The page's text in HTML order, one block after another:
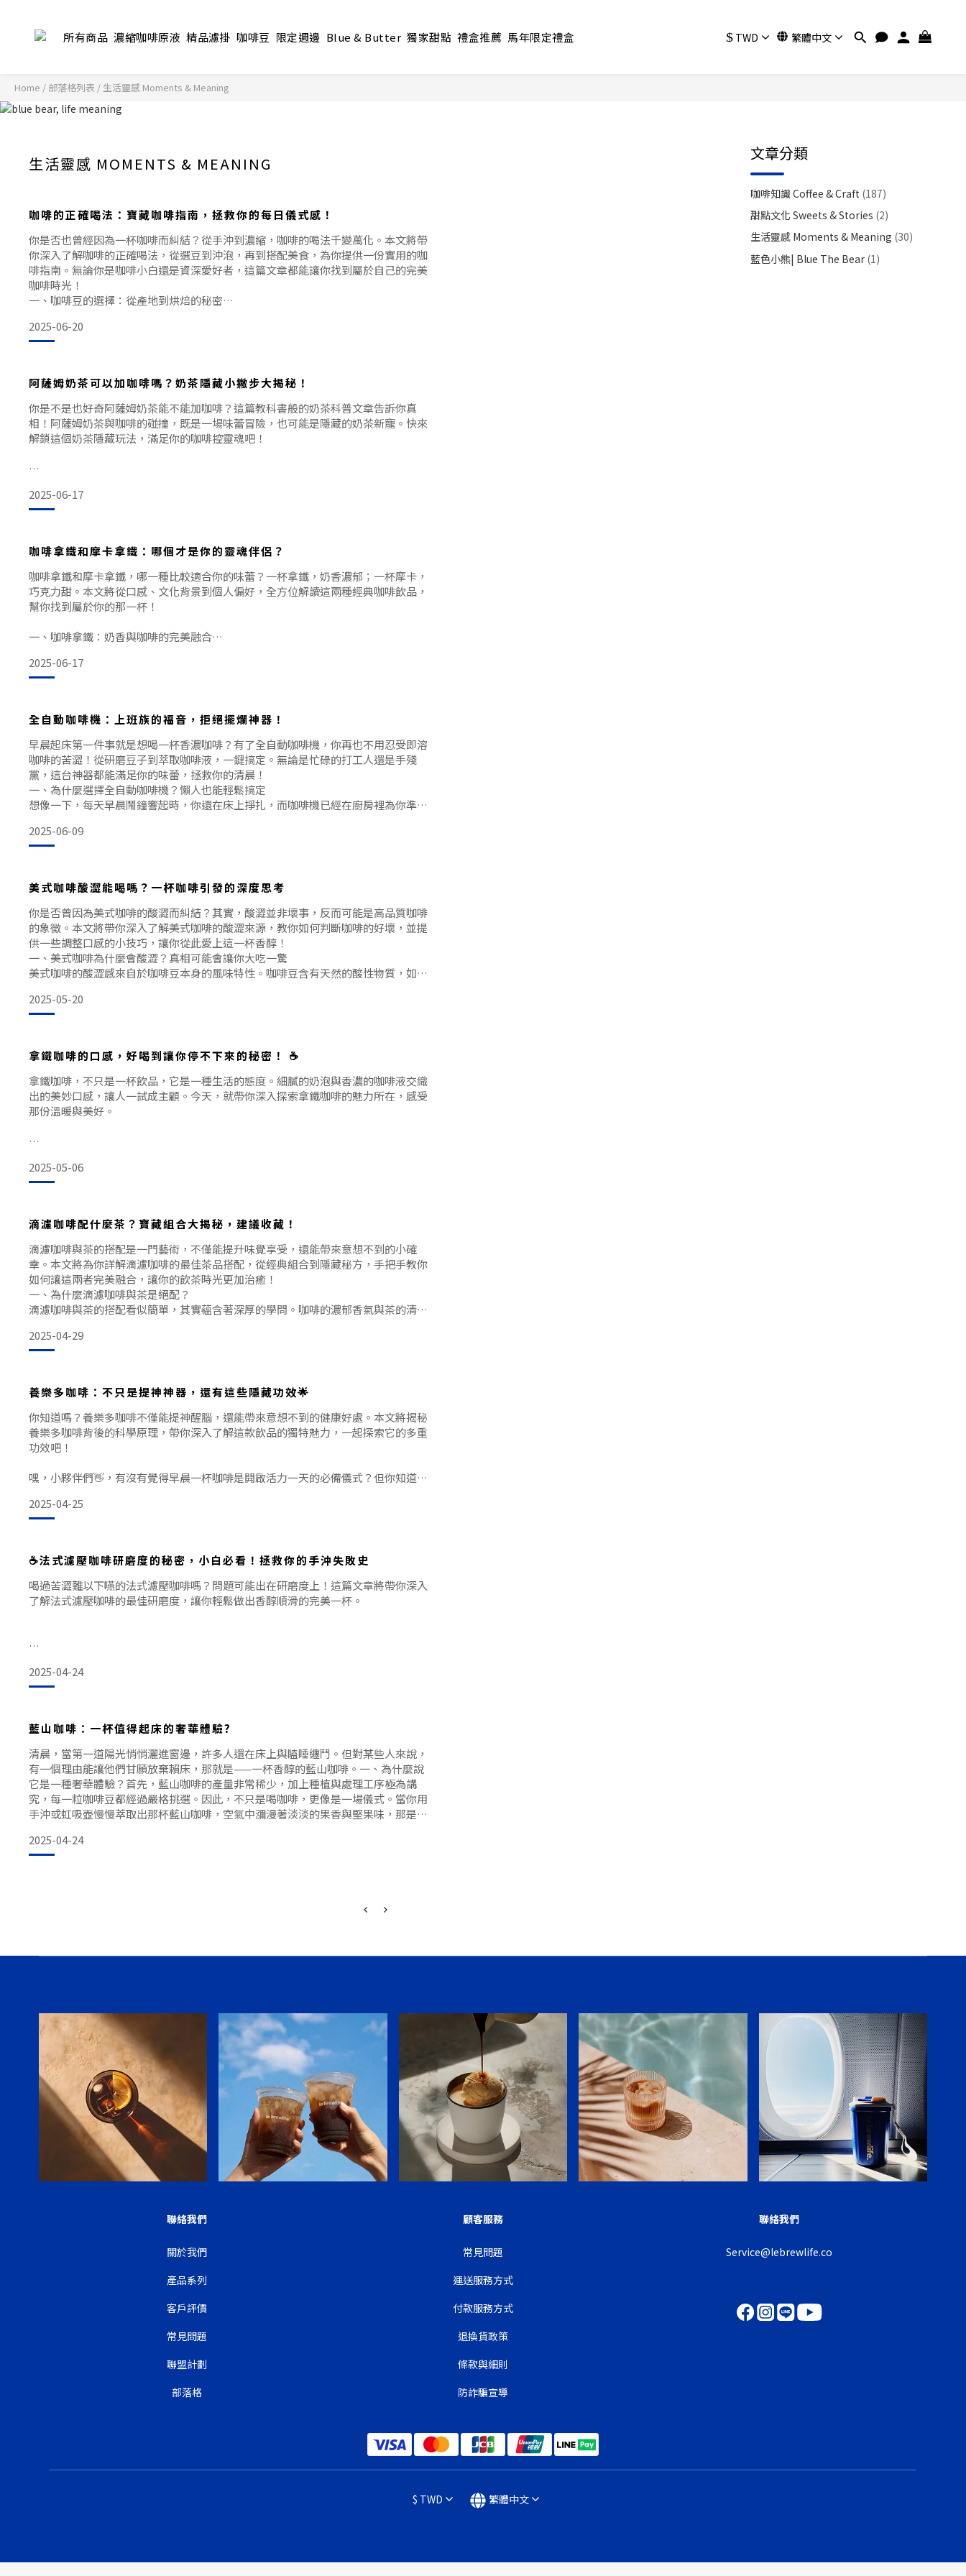
$ TWD 繁體中文
所有商品 濃縮咖啡原液 精品濾掛 咖啡豆 限定週邊 Blue & Butter 獨家甜點 禮盒推薦 馬年限定禮盒
Home / 部落格列表 / 生活靈感 Moments & Meaning
生活靈感 MOMENTS & MEANING
咖啡的正確喝法：寶藏咖啡指南，拯救你的每日儀式感！
你是否也曾經因為一杯咖啡而糾結？從手沖到濃縮，咖啡的喝法千變萬化。本文將帶
你深入了解咖啡的正確喝法，從選豆到沖泡，再到搭配美食，為你提供一份實用的咖
啡指南。無論你是咖啡小白還是資深愛好者，這篇文章都能讓你找到屬於自己的完美
咖啡時光！
一、咖啡豆的選擇：從產地到烘焙的秘密
比卡（Arabica）和羅布斯塔（Robusta）兩大類。阿拉比卡豆口感柔和，酸度較高，
適合喜歡清淡風味的人；而羅布斯塔豆則味道濃烈，苦味較重，適合喜歡強
2025-06-20
阿薩姆奶茶可以加咖啡嗎？奶茶隱藏小撇步大揭秘！
你是不是也好奇阿薩姆奶茶能不能加咖啡？這篇教科書般的奶茶科普文章告訴你真
相！阿薩姆奶茶與咖啡的碰撞，既是一場味蕾冒險，也可能是隱藏的奶茶新寵。快來
解鎖這個奶茶隱藏玩法，滿足你的咖啡控靈魂吧！
的結合可能比你想像得更加奇妙。從理論上來說，阿薩姆奶茶完全可以加咖啡，因為
它們的風味層次並不會互相衝突，反而可能形成一種令人驚豔的複合口感。
不過，這裡有個小提醒：如果
2025-06-17
咖啡拿鐵和摩卡拿鐵：哪個才是你的靈魂伴侶？
咖啡拿鐵和摩卡拿鐵，哪一種比較適合你的味蕾？一杯拿鐵，奶香濃郁；一杯摩卡，
巧克力甜。本文將從口感、文化背景到個人偏好，全方位解讀這兩種經典咖啡飲品，
幫你找到屬於你的那一杯！
一、咖啡拿鐵：奶香與咖啡的完美融合
提到咖啡拿鐵，很多人第一反應就是「順滑」。沒錯，拿鐵的靈魂就在於它的比例
──濃縮咖啡與牛奶的完美搭配。通常情況下，一杯拿鐵由1/3的濃縮咖啡和2/3的熱
拿鐵的口感介於純淨的黑咖啡與甜膩的摩卡之間，既有咖啡的醇厚，又不會過於苦
澀。對於喜歡清淡口味的
2025-06-17
全自動咖啡機：上班族的福音，拒絕擺爛神器！
早晨起床第一件事就是想喝一杯香濃咖啡？有了全自動咖啡機，你再也不用忍受即溶
咖啡的苦澀！從研磨豆子到萃取咖啡液，一鍵搞定。無論是忙碌的打工人還是手殘
黨，這台神器都能滿足你的味蕾，拯救你的清晨！
一、為什麼選擇全自動咖啡機？懶人也能輕鬆搞定
想像一下，每天早晨鬧鐘響起時，你還在床上掙扎，而咖啡機已經在廚房裡為你準備
杯專業等級的咖啡。無論是濃縮咖啡、美式咖啡或卡布奇諾，只要按下按鈕，一切盡
在掌控之中。
2025-06-09
美式咖啡酸澀能喝嗎？一杯咖啡引發的深度思考
你是否曾因為美式咖啡的酸澀而糾結？其實，酸澀並非壞事，反而可能是高品質咖啡
的象徵。本文將帶你深入了解美式咖啡的酸澀來源，教你如何判斷咖啡的好壞，並提
供一些調整口感的小技巧，讓你從此愛上這一杯香醇！
一、美式咖啡為什麼會酸澀？真相可能會讓你大吃一驚
美式咖啡的酸澀感來自於咖啡豆本身的風味特性。咖啡豆含有天然的酸性物質，如檸
拒，認為這是劣質咖啡的表現。其實，這種想法大錯特錯！
高品質的咖啡豆往往帶有明亮的酸味，這種酸感能夠活化
2025-05-20
拿鐵咖啡的口感，好喝到讓你停不下來的秘密！ ☕️
拿鐵咖啡，不只是一杯飲品，它是一種生活的態度。細膩的奶泡與香濃的咖啡液交織
出的美妙口感，讓人一試成主顧。今天，就帶你深入探索拿鐵咖啡的魅力所在，感受
那份溫暖與美好。
端起一杯拿鐵，就像是開啟了一段溫馨的小旅程。那麼，拿鐵咖啡的口感究竟有何魔
力，能讓這麼多人為之傾倒呢？讓我們一起來揭秘吧！
首先，我們要了解拿鐵咖啡的基本組成。拿鐵咖啡是由濃縮咖啡和蒸氣加
2025-05-06
滴濾咖啡配什麼茶？寶藏組合大揭秘，建議收藏！
滴濾咖啡與茶的搭配是一門藝術，不僅能提升味覺享受，還能帶來意想不到的小確
幸。本文將為你詳解滴濾咖啡的最佳茶品搭配，從經典組合到隱藏秘方，手把手教你
如何讓這兩者完美融合，讓你的飲茶時光更加治癒！
一、為什麼滴濾咖啡與茶是絕配？
滴濾咖啡與茶的搭配看似簡單，其實蘊含著深厚的學問。咖啡的濃郁香氣與茶的清新
醒，還是午後的小憩時光，這種組合都能讓你感受到「靈魂伴侶」的默契。
更棒的是，這種搭配不僅滿足了味蕾的需求，也能讓你在繁忙生活
2025-04-29
養樂多咖啡：不只是提神神器，還有這些隱藏功效🌟
你知道嗎？養樂多咖啡不僅能提神醒腦，還能帶來意想不到的健康好處。本文將揭秘
養樂多咖啡背後的科學原理，帶你深入了解這款飲品的獨特魅力，一起探索它的多重
功效吧！
嘿，小夥伴們👋，有沒有覺得早晨一杯咖啡是開啟活力一天的必備儀式？但你知道
好處呢！今天我們就來聊聊那些養樂多咖啡的事兒，看看它到底有哪些神奇之處。
咖啡因作為咖啡中的明星成分，其提神醒腦的效果早已被廣泛認可。當你感到疲憊不
堪時，一杯養樂多
2025-04-25
☕️法式濾壓咖啡研磨度的秘密，小白必看！拯救你的手沖失敗史
喝過苦澀難以下嚥的法式濾壓咖啡嗎？問題可能出在研磨度上！這篇文章將帶你深入
了解法式濾壓咖啡的最佳研磨度，讓你輕鬆做出香醇順滑的完美一杯。
何調整研磨度而讓咖啡變得又苦又澀，那這篇寶藏文章絕對是你需要的！
一、🌟為什麼研磨度對法式濾壓咖啡這麼重要？
首先，讓我們先搞清楚一個關鍵點：法式濾壓咖啡的研磨度到底有多重要？答案是：
超重要！ 法式濾壓咖啡是一種浸泡式的沖泡方式，咖啡粉和水會長時間接觸，因此研
2025-04-24
藍山咖啡：一杯值得起床的奢華體驗?
清晨，當第一道陽光悄悄灑進窗邊，許多人還在床上與瞌睡纏鬥。但對某些人來說，
有一個理由能讓他們甘願放棄賴床，那就是——一杯香醇的藍山咖啡。一、為什麼說
它是一種奢華體驗？首先，藍山咖啡的產量非常稀少，加上種植與處理工序極為講
究，每一粒咖啡豆都經過嚴格挑選。因此，不只是喝咖啡，更像是一場儀式。當你用
手沖或虹吸壺慢慢萃取出那杯藍山咖啡，空氣中瀰漫著淡淡的果香與堅果味，那是一
不是提神的工具，而是晨間的獎賞。二、適合誰喝？藍山咖啡並不
2025-04-24
文章分類
咖啡知識 Coffee & Craft (187)
甜點文化 Sweets & Stories (2)
生活靈感 Moments & Meaning (30)
藍色小熊| Blue The Bear (1)
聯絡我們
關於我們
產品系列
客戶評價
常見問題
聯盟計劃
部落格
顧客服務
常見問題
運送服務方式
付款服務方式
退換貨政策
條款與細則
防詐騙宣導
聯絡我們
Service@lebrewlife.co
$ TWD 繁體中文